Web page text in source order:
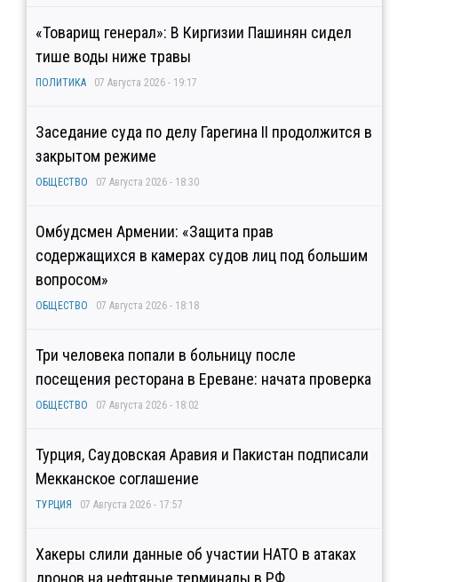
«Товарищ генерал»: В Киргизии Пашинян сидел
тише воды ниже травы
ПОЛИТИКА 07 Августа 2026 - 19:17
Заседание суда по делу Гарегина II продолжится в
закрытом режиме
ОБЩЕСТВО 07 Августа 2026 - 18:30
Омбудсмен Армении: «Защита прав
содержащихся в камерах судов лиц под большим
вопросом»
ОБЩЕСТВО 07 Августа 2026 - 18:18
Три человека попали в больницу после
посещения ресторана в Ереване: начата проверка
ОБЩЕСТВО 07 Августа 2026 - 18:02
Турция, Саудовская Аравия и Пакистан подписали
Мекканское соглашение
ТУРЦИЯ 07 Августа 2026 - 17:57
Хакеры слили данные об участии НАТО в атаках
дронов на нефтяные терминалы в РФ